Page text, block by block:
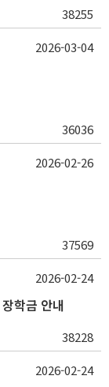
38255
36036
2026-03-04
37569
2026-02-26
학금 안내
38228
2026-02-24
2026-02-24